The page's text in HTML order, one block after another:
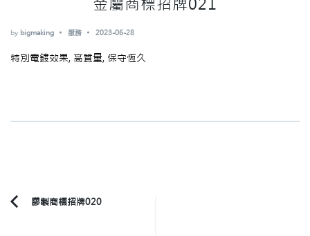
金屬商標招牌021
by bigmaking 服務 2023-06-28
特別電鍍效果, 高質量, 保守恆久
PostPrevious
膠製商標招牌020